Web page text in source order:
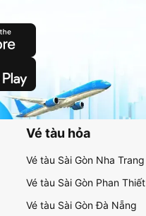
Vé tàu hỏa
Vé tàu Sài Gòn Nha Trang
Vé tàu Sài Gòn Phan Thiết
Vé tàu Sài Gòn Đà Nẵng